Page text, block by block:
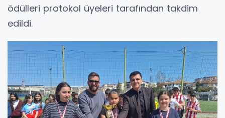
ödülleri protokol üyeleri tarafından takdim
edildi.